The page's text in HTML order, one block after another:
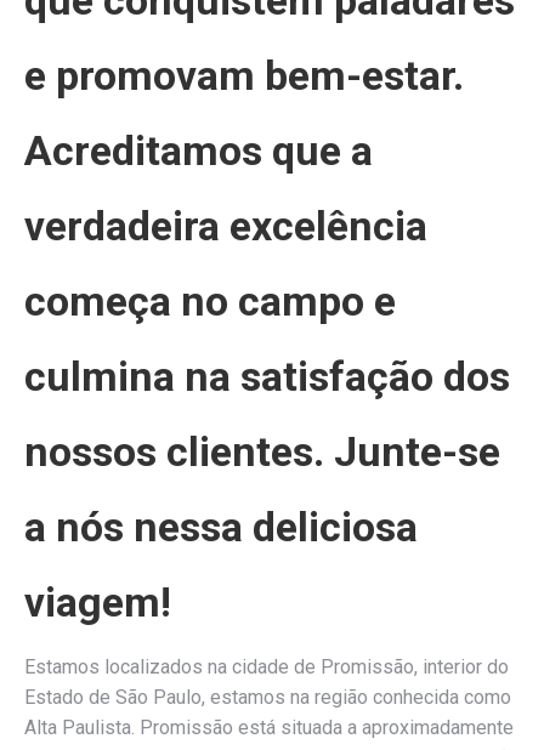
e promovam bem-estar.
Acreditamos que a
verdadeira excelência
começa no campo e
culmina na satisfação dos
nossos clientes. Junte-se
a nós nessa deliciosa
viagem!
Estamos localizados na cidade de Promissão, interior do
Estado de São Paulo, estamos na região conhecida como
Alta Paulista. Promissão está situada a aproximadamente